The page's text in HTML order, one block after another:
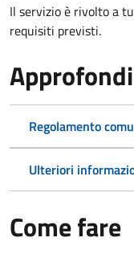
Il servizio è rivolto a
requisiti previsti.
Regolamento
Ulteriori
Come fare